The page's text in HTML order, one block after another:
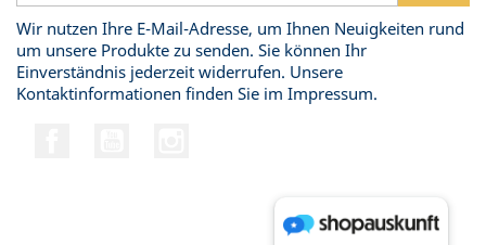
Wir nutzen Ihre E-Mail-Adresse, um Ihnen Neuigkeiten rund
um unsere Produkte zu senden. Sie können Ihr
Einverständnis jederzeit widerrufen. Unsere
Kontaktinformationen finden Sie im Impressum.